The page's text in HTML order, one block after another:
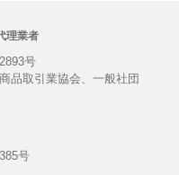
理業者
号
品取引業協会、一般社団
号